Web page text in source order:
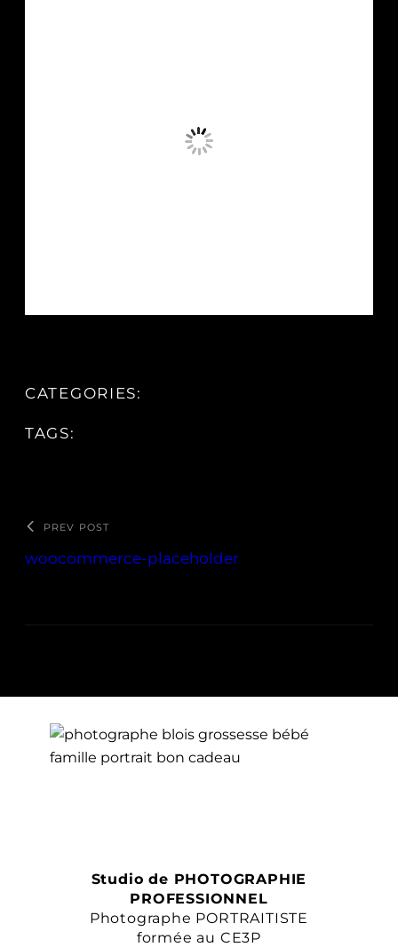
CATEGORIES:
TAGS:
PREV POST
woocommerce-placeholder
Studio de PHOTOGRAPHIE
PROFESSIONNEL
Photographe PORTRAITISTE
formée au CE3P